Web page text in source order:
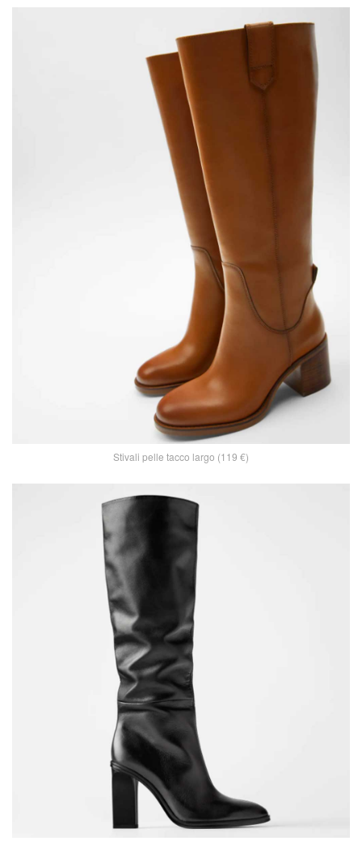
Stivali pelle tacco largo (119 €)